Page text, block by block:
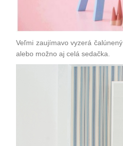
Veľmi zaujímavo vyzerá čalúnený
alebo možno aj celásedačka